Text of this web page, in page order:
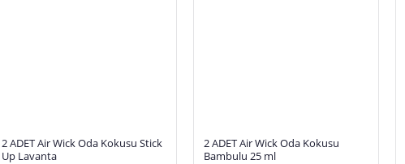
2 ADET Air Wick Oda Kokusu Stick
Up Lavanta
2 ADET Air Wick Oda Kokusu
Bambulu 25 ml